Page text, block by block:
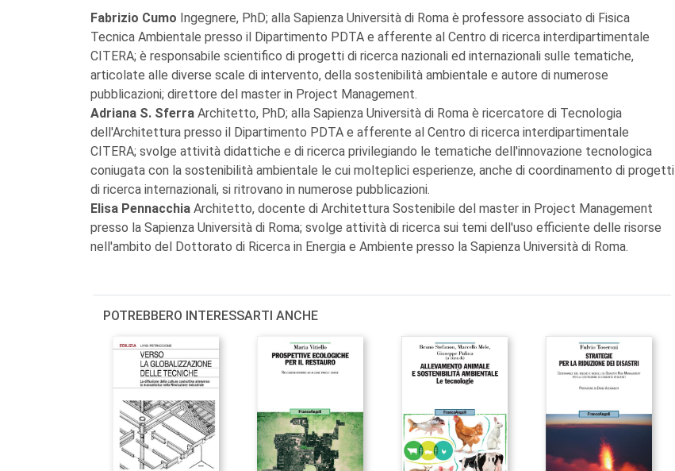
Fabrizio Cumo Ingegnere, PhD; alla Sapienza Università di Roma è professore associato di Fisica
Tecnica Ambientale presso il Dipartimento PDTA e afferente al Centro di ricerca interdipartimentale
CITERA; è responsabile scientifico di progetti di ricerca nazionali ed internazionali sulle tematiche,
articolate alle diverse scale di intervento, della sostenibilità ambientale e autore di numerose
pubblicazioni; direttore del master in Project Management.
Adriana S. Sferra Architetto, PhD; alla Sapienza Università di Roma è ricercatore di Tecnologia
dell'Architettura presso il Dipartimento PDTA e afferente al Centro di ricerca interdipartimentale
CITERA; svolge attività didattiche e di ricerca privilegiando le tematiche dell'innovazione tecnologica
coniugata con la sostenibilità ambientale le cui molteplici esperienze, anche di coordinamento di progetti
di ricerca internazionali, si ritrovano in numerose pubblicazioni.
Elisa Pennacchia Architetto, docente di Architettura Sostenibile del master in Project Management
presso la Sapienza Università di Roma; svolge attività di ricerca sui temi dell'uso efficiente delle risorse
nell'ambito del Dottorato di Ricerca in Energia e Ambiente presso la Sapienza Università di Roma.
POTREBBERO INTERESSARTI ANCHE